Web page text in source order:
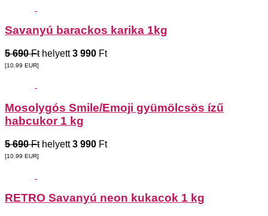
Savanyú barackos karika 1kg
5 690 Fthelyett3 990 Ft
[10.99 EUR]
Mosolygós Smile/Emoji gyümölcsös ízű
habcukor 1 kg
5 690 Fthelyett3 990 Ft
[10.99 EUR]
RETRO Savanyú neon kukacok 1 kg